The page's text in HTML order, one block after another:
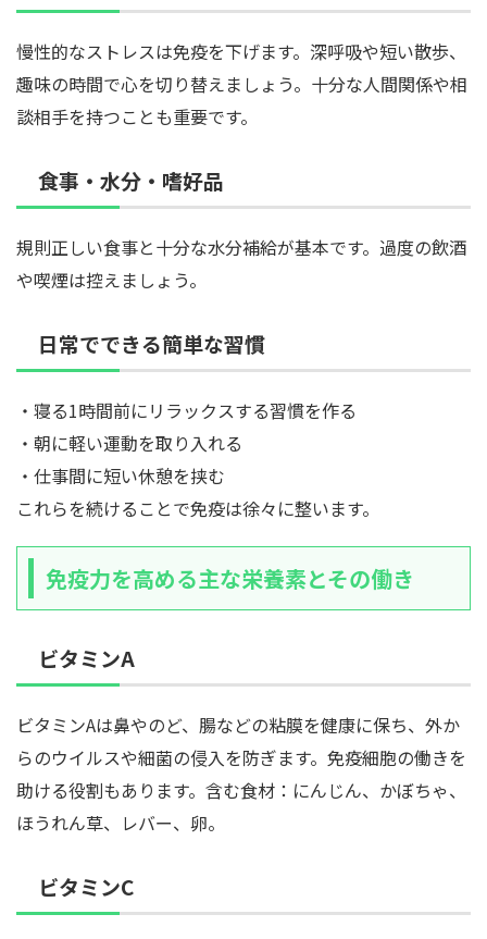
慢性的なストレスは免疫を下げます。深呼吸や短い散歩、
趣味の時間で心を切り替えましょう。十分な人間関係や相
談相手を持つことも重要です。
食事・水分・嗜好品
規則正しい食事と十分な水分補給が基本です。過度の飲酒
や喫煙は控えましょう。
日常でできる簡単な習慣
・寝る1時間前にリラックスする習慣を作る
・朝に軽い運動を取り入れる
・仕事間に短い休憩を挟む
これらを続けることで免疫は徐々に整います。
免疫力を高める主な栄養素とその働き
ビタミンA
ビタミンAは鼻やのど、腸などの粘膜を健康に保ち、外か
らのウイルスや細菌の侵入を防ぎます。免疫細胞の働きを
助ける役割もあります。含む食材：にんじん、かぼちゃ、
ほうれん草、レバー、卵。
ビタミンC